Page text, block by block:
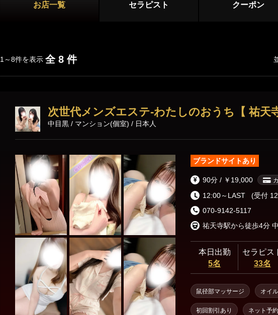
お店一覧 セラピスト クーポン
1～8件を表示 全 8 件
次世代メンズエステ-わたしのおうち【 祐天
中目黒 / マンション(個室) / 日本人
ブランドサイトあり
90分 / ￥19,000
12:00～LAST
(受付
070-9142-5117
本日出勤
5名
セラピス
33名
鼠径部マッサージ オイ
初回割引あり ネット予
渋谷・代々木・表参道
東京駅・日本橋・八丁堀 銀座・新橋
上野・秋葉原・錦糸町エリア
錦糸町・亀戸 葛西・小岩・新小岩
市ヶ谷・四谷 上野・御徒町・浅草
日暮里・鶯谷 北千住・綾瀬・亀有
東京その他エリア
東京23区出張